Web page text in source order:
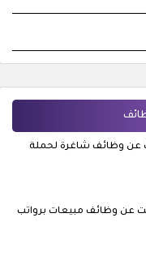
عن وظائف شاغرة لحملة
عن وظائف مبيعات برواتب